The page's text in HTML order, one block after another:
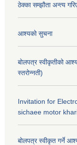
ठेक्का सम्झौता अन्त्य
आश्यको सुचना
बोलपत्र स्वीकृतीको
स्तरोन्नती)
Invitation for
sichaee motor
बोलपत्र स्वीकृत गर्ने